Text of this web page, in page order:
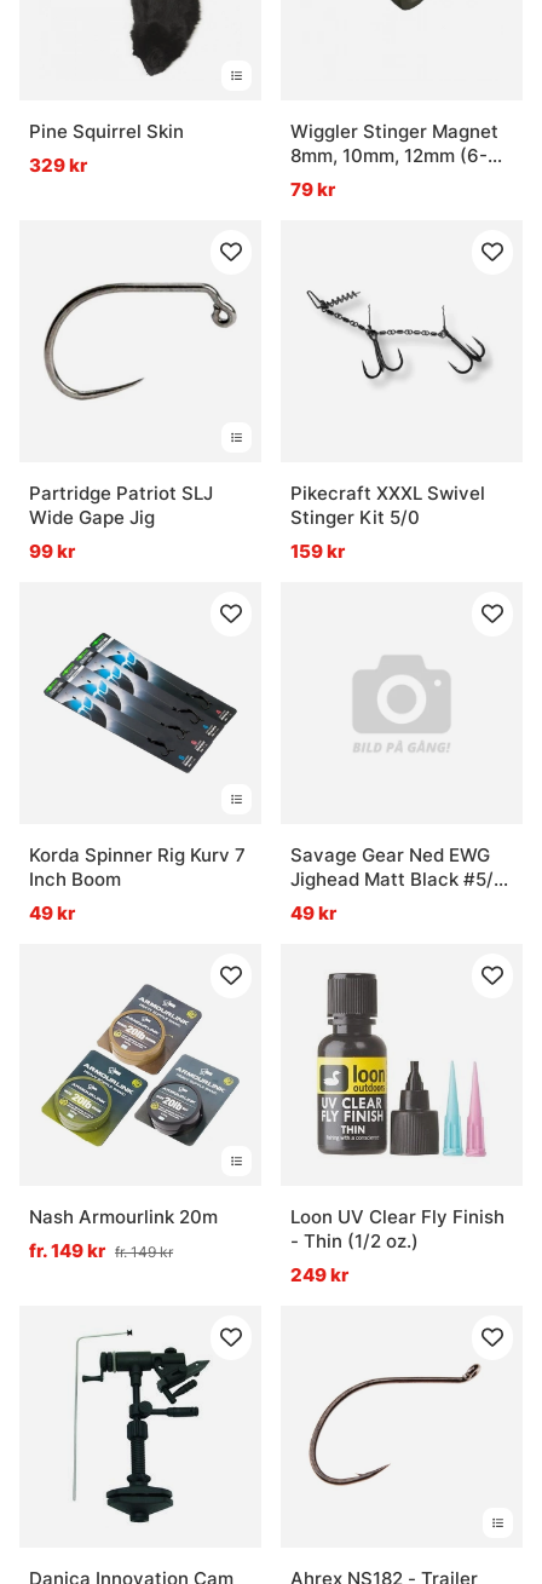
Pine Squirrel Skin
329 kr
Wiggler Stinger Magnet
8mm, 10mm, 12mm (6-
pack)
79 kr
Partridge Patriot SLJ
Wide Gape Jig
99 kr
Pikecraft XXXL Swivel
Stinger Kit 5/0
159 kr
Korda Spinner Rig Kurv 7
Inch Boom
49 kr
Savage Gear Ned EWG
Jighead Matt Black #5/0
7g (3-pack)
49 kr
Nash Armourlink 20m
fr. 149 kr fr. 149 kr
Loon UV Clear Fly Finish
- Thin (1/2 oz.)
249 kr
Danica Innovation Cam Ahrex NS182 - Trailer